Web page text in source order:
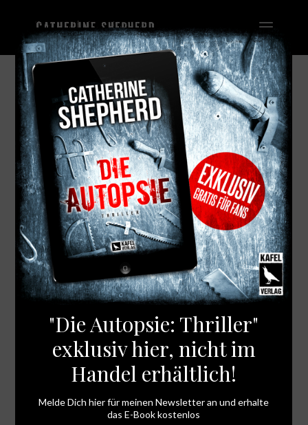
Mein Besuch im ZDF-Mittagsmagazin: das
Video
vonadmin|09. März 2016|Allgemein
Schon Tage vor dem Live-Auftritt beim ZDF-
Mittagsmagazin war ich unglaublich aufgeregt.
Am 01.03. ging es dann in Richtung Mainz. Auf
dem ZDF-Campus wurde ich sehr nett begrüsst
und dann gingen die Vorbereitungen los: die
Maske, Vorgespräche mit der Redakteurin und...